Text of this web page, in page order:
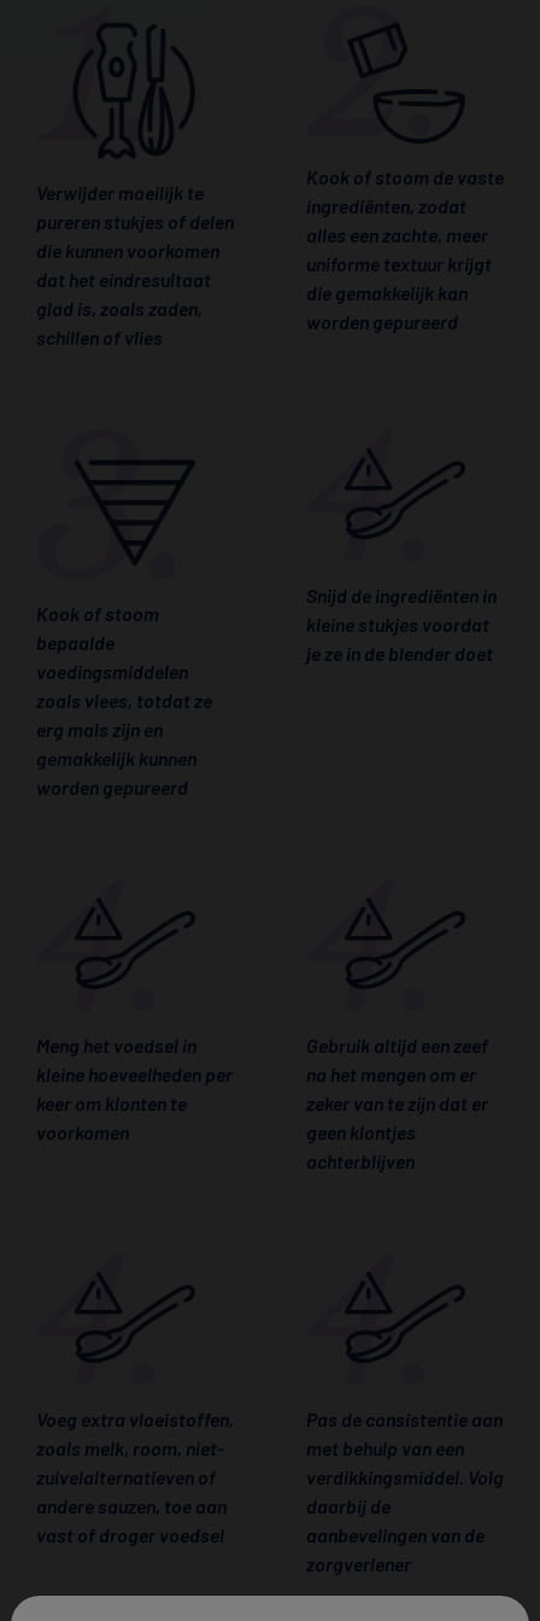
Verwijder moeilijk te
pureren stukjes of delen
die kunnen voorkomen
dat het eindresultaat
glad is, zoals zaden,
schillen of vlies
Kook of stoom de vaste
ingrediënten, zodat
alles een zachte, meer
uniforme textuur krijgt
die gemakkelijk kan
worden gepureerd
Kook of stoom
bepaalde
voedingsmiddelen
zoals vlees, totdat ze
erg mals zijn en
gemakkelijk kunnen
worden gepureerd
Snijd de ingrediënten in
kleine stukjes voordat
je ze in de blender doet
Meng het voedsel in
kleine hoeveelheden per
keer om klonten te
voorkomen
Gebruik altijd een zeef
na het mengen om er
zeker van te zijn dat er
geen klontjes
achterblijven
Voeg extra vloeistoffen,
zoals melk, room, niet-
zuivelalternatieven of
andere sauzen, toe aan
vast of droger voedsel
Pas de consistentie aan
met behulp van een
verdikkingsmiddel. Volg
daarbij de
aanbevelingen van de
zorgverlener